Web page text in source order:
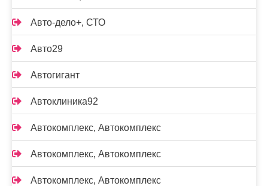
Авто-дело+, СТО
Авто29
Автогигант
Автоклиника92
Автокомплекс, Автокомплекс
Автокомплекс, Автокомплекс
Автокомплекс, Автокомплекс